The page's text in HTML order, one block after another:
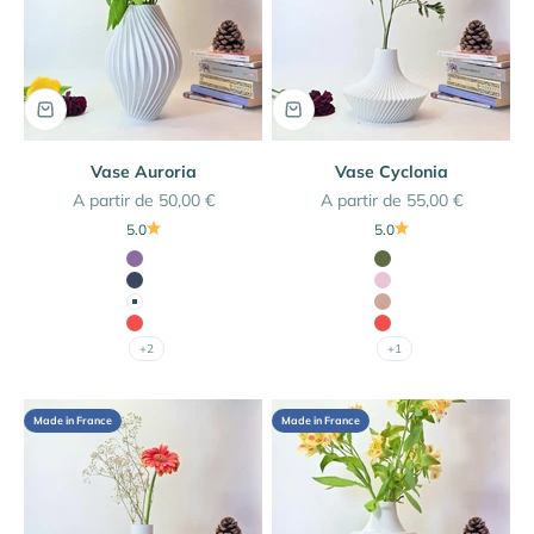
Vase Auroria
Prix de vente
A partir de 50,00 €
5.0
Couleur
Lilas
Bleu Marine
Blanc
Rouge Coquelicot
+2
Vase Cyclonia
Prix de vente
A partir de 55,00 €
5.0
Couleur
Vert Olive
Rose Antique
Beige Latte
Rouge Coquelicot
+1
Made in France Made in France